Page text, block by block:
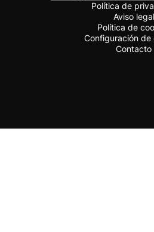
Política de
Aviso legal
Política de
Configuración de
Contacto